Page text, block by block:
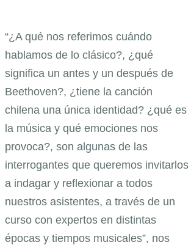
“¿A qué nos referimos cuándo
hablamos de lo clásico?, ¿qué
significa un antes y un después de
Beethoven?, ¿tiene la canción
chilena una única identidad? ¿qué es
la música y qué emociones nos
provoca?, son algunas de las
interrogantes que queremos invitarlos
a indagar y reflexionar a todos
nuestros asistentes, a través de un
curso con expertos en distintas
épocas y tiempos musicales”, nos